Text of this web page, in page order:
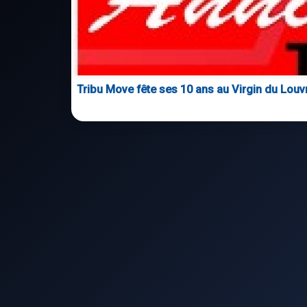
Tribu Move fête ses 10 ans au Virgin du